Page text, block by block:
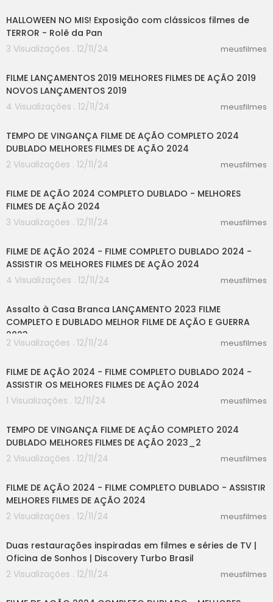
HALLOWEEN NO MIS! Exposição com clássicos filmes de
TERROR - Rolê da Pan
3 Visualizações . 12/11/24
meusfilmes
FILME LANÇAMENTOS 2019 MELHORES FILMES DE AÇÃO 2019
NOVOS LANÇAMENTOS 2019
4 Visualizações . 12/11/24
meusfilmes
TEMPO DE VINGANÇA FILME DE AÇÃO COMPLETO 2024
DUBLADO MELHORES FILMES DE AÇÃO 2024
2 Visualizações . 12/11/24
meusfilmes
FILME DE AÇÃO 2024 COMPLETO DUBLADO - MELHORES
FILMES DE AÇÃO 2024
3 Visualizações . 12/11/24
meusfilmes
FILME DE AÇÃO 2024 - FILME COMPLETO DUBLADO 2024 -
ASSISTIR OS MELHORES FILMES DE AÇÃO 2024
4 Visualizações . 12/11/24
meusfilmes
Assalto à Casa Branca LANÇAMENTO 2023 FILME
COMPLETO E DUBLADO MELHOR FILME DE AÇÃO E GUERRA
2023
2 Visualizações . 12/11/24 meusfilmes
FILME DE AÇÃO 2024 - FILME COMPLETO DUBLADO 2024 -
ASSISTIR OS MELHORES FILMES DE AÇÃO 2024
1 Visualizações . 12/11/24
meusfilmes
TEMPO DE VINGANÇA FILME DE AÇÃO COMPLETO 2024
DUBLADO MELHORES FILMES DE AÇÃO 2023_2
2 Visualizações . 12/11/24
meusfilmes
FILME DE AÇÃO 2024 - FILME COMPLETO DUBLADO - ASSISTIR
MELHORES FILMES DE AÇÃO 2024
2 Visualizações . 12/11/24
meusfilmes
Duas restaurações inspiradas em filmes e séries de TV |
Oficina de Sonhos | Discovery Turbo Brasil
2 Visualizações . 12/11/24
meusfilmes